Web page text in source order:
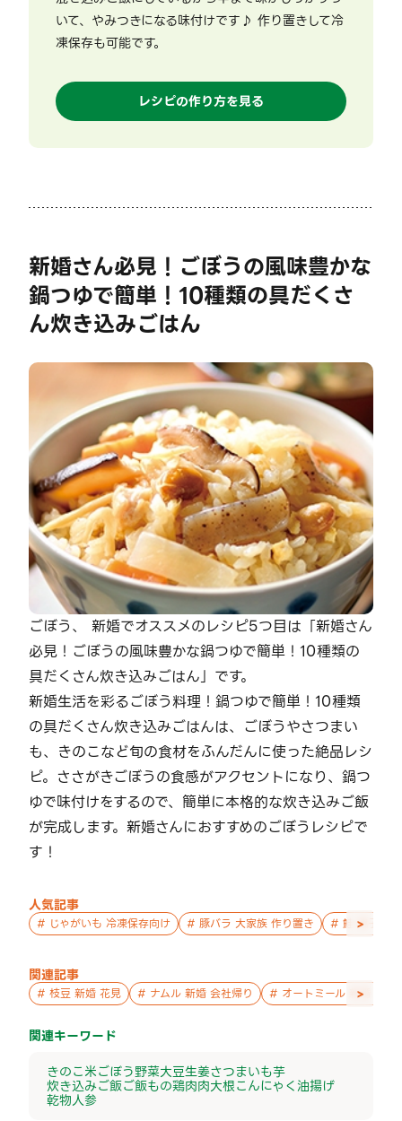
いて、やみつきになる味付けです♪ 作り置きして冷
凍保存も可能です。
レシピの作り方を見る
新婚さん必見！ごぼうの風味豊かな
鍋つゆで簡単！10種類の具だくさ
ん炊き込みごはん
ごぼう、 新婚でオススメのレシピ5つ目は「新婚さん
必見！ごぼうの風味豊かな鍋つゆで簡単！10種類の
具だくさん炊き込みごはん」です。
新婚生活を彩るごぼう料理！鍋つゆで簡単！10種類
の具だくさん炊き込みごはんは、ごぼうやさつまい
も、きのこなど旬の食材をふんだんに使った絶品レシ
ピ。ささがきごぼうの食感がアクセントになり、鍋つ
ゆで味付けをするので、簡単に本格的な炊き込みご飯
が完成します。新婚さんにおすすめのごぼうレシピで
す！
人気記事
# じゃがいも 冷凍保存向け # 豚バラ 大家族 作り置き # 鮭 親子 作
>
関連記事
# 枝豆 新婚 花見 # ナムル 新婚 会社帰り # オートミール 新婚 パー
>
関連キーワード
きのこ米ごぼう野菜大豆生姜さつまいも芋
炊き込みご飯ご飯もの鶏肉肉大根こんにゃく油揚げ
乾物人参